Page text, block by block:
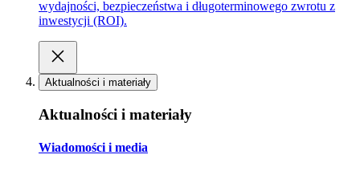
wydajności, bezpieczeństwa i długoterminowego zwrotu z
inwestycji (ROI).
Aktualności i materiały
Aktualności i materiały
Wiadomości i media